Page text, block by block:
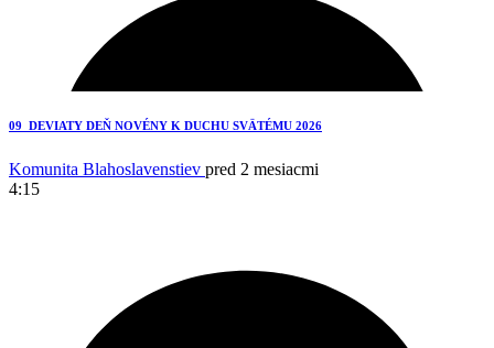
2
09_DEVIATY DEŇ NOVÉNY K DUCHU SVÄTÉMU 2026
Komunita Blahoslavenstiev pred 2 mesiacmi
4:15